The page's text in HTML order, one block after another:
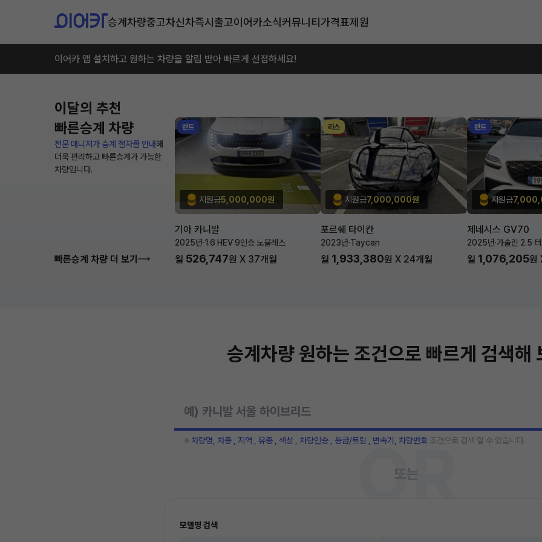
승계차량중고차신차즉시출고이어카소식커뮤니티가격표제원
이어카 앱 설치하고 원하는 차량을 알림 받아 빠르게 선점하세요!
이달의 추천
빠른승계 차량
전문 매니저가 승계 절차를 안내해
더욱 편리하고 빠른승계가 가능한
차량입니다.
빠른승계 차량 더 보기
렌트
지원금5,000,000원
기아 카니발
2025년·1.6 HEV 9인승 노블레스
월 526,747원 X 37개월
리스
지원금7,000,000원
포르쉐 타이칸
2023년·Taycan
월 1,933,380원 X 24개월
렌트
지원금
제네시스 GV70
2025년·가솔린 2.5
월 1,076,205원
승계차량 원하는 조건으로 빠르게 검색해
※ 차량명, 차종 , 지역 , 유종 , 색상 , 차량인승 , 등급/트림 , 변속기, 차량번호 조건으로 검색 할 수 있습니다.
OR
또는
모델명 검색